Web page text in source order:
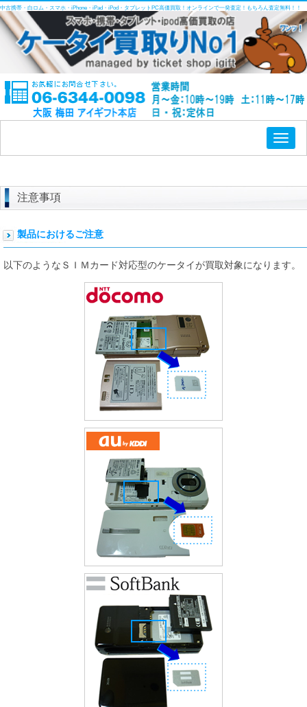
中古携帯・白ロム・スマホ・iPhone・iPad・iPod・タブレットPC高価買取！オンラインで一発査定！もちろん査定無料！！
注意事項
製品におけるご注意
以下のようなＳＩＭカード対応型のケータイが買取対象になります。